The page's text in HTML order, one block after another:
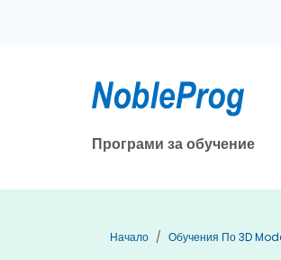
Програми за обучение
Начало Обучения По 3D